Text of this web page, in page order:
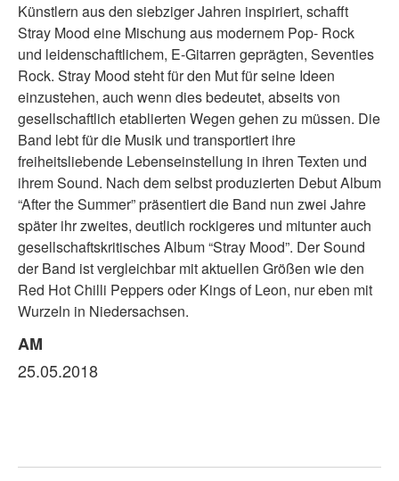
Künstlern aus den siebziger Jahren inspiriert, schafft
Stray Mood eine Mischung aus modernem Pop- Rock
und leidenschaftlichem, E-Gitarren geprägten, Seventies
Rock. Stray Mood steht für den Mut für seine Ideen
einzustehen, auch wenn dies bedeutet, abseits von
gesellschaftlich etablierten Wegen gehen zu müssen. Die
Band lebt für die Musik und transportiert ihre
freiheitsliebende Lebenseinstellung in ihren Texten und
ihrem Sound. Nach dem selbst produzierten Debut Album
“After the Summer” präsentiert die Band nun zwei Jahre
später ihr zweites, deutlich rockigeres und mitunter auch
gesellschaftskritisches Album “Stray Mood”. Der Sound
der Band ist vergleichbar mit aktuellen Größen wie den
Red Hot Chilli Peppers oder Kings of Leon, nur eben mit
Wurzeln in Niedersachsen.
AM
25.05.2018